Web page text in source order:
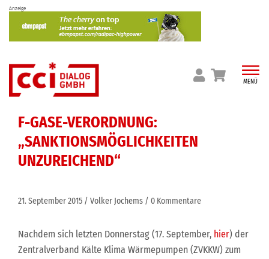
Skip
content
Anzeige
MENÜ
F-GASE-VERORDNUNG:
„SANKTIONSMÖGLICHKEITEN
UNZUREICHEND“
21. September 2015 Volker Jochems 0 Kommentare
Nachdem sich letzten Donnerstag (17. September, hier) der
Zentralverband Kälte Klima Wärmepumpen (ZVKKW) zum